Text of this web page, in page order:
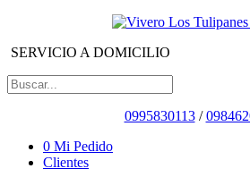
SERVICIO A DOMICILIO
0995830113/
0 Mi Pedido
Clientes